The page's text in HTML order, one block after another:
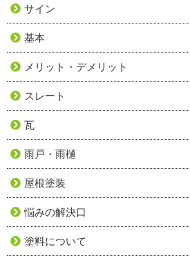
サイン
基本
メリット・デメリット
スレート
瓦
雨戸・雨樋
屋根塗装
悩みの解決口
塗料について